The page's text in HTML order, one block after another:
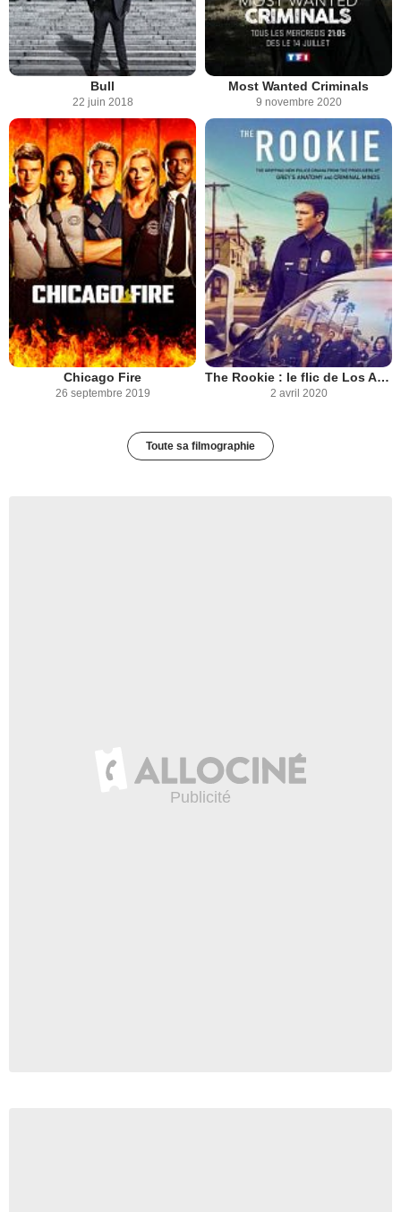
Bull
22 juin 2018
Most Wanted Criminals
9 novembre 2020
Chicago Fire
26 septembre 2019
The Rookie : le flic de Los Angeles
2 avril 2020
Toute sa filmographie